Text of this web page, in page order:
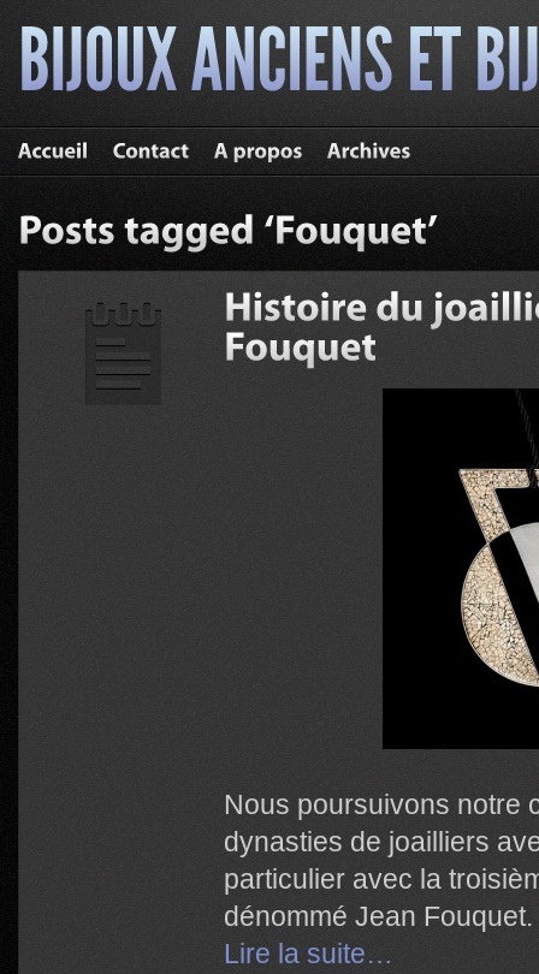
Nous poursuivons notre
dynasties de joailliers
particulier avec la
dénommé Jean Fouquet.
Lire la suite…